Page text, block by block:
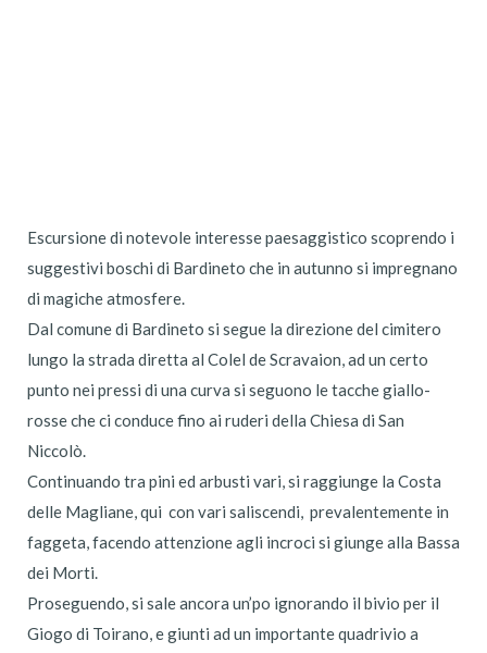
Escursione di notevole interesse paesaggistico scoprendo i
suggestivi boschi di Bardineto che in autunno si impregnano
di magiche atmosfere.
Dal comune di Bardineto si segue la direzione del cimitero
lungo la strada diretta al Colel de Scravaion, ad un certo
punto nei pressi di una curva si seguono le tacche giallo-
rosse che ci conduce fino ai ruderi della Chiesa di San
Niccolò.
Continuando tra pini ed arbusti vari, si raggiunge la Costa
delle Magliane, qui con vari saliscendi, prevalentemente in
faggeta, facendo attenzione agli incroci si giunge alla Bassa
dei Morti.
Proseguendo, si sale ancora un’po ignorando il bivio per il
Giogo di Toirano, e giunti ad un importante quadrivio a